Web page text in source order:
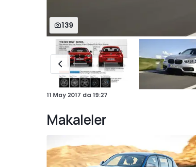
139
11 May 2017 da 19:27
Makaleler